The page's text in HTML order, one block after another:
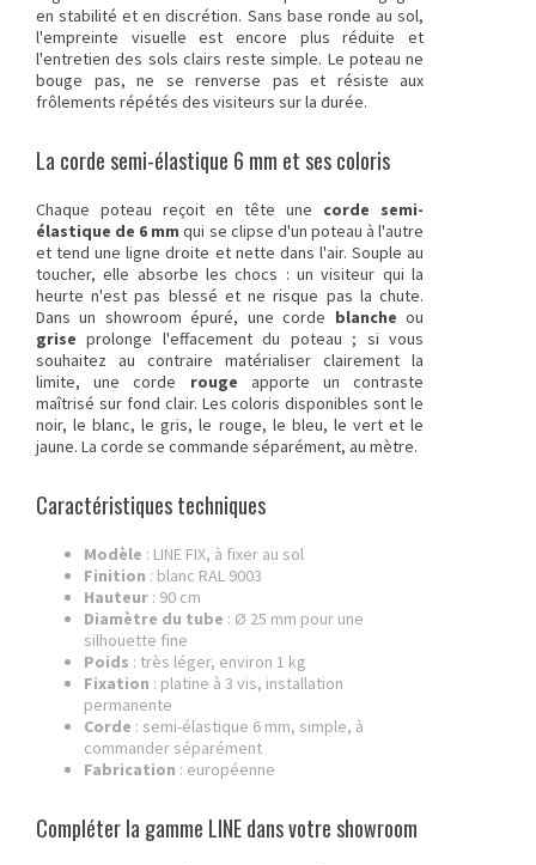
en stabilité et en discrétion. Sans base ronde au sol,
l'empreinte visuelle est encore plus réduite et
l'entretien des sols clairs reste simple. Le poteau ne
bouge pas, ne se renverse pas et résiste aux
frôlements répétés des visiteurs sur la durée.
La corde semi-élastique 6 mm et ses coloris
Chaque poteau reçoit en tête une corde semi-
élastique de 6 mm qui se clipse d'un poteau à l'autre
et tend une ligne droite et nette dans l'air. Souple au
toucher, elle absorbe les chocs : un visiteur qui la
heurte n'est pas blessé et ne risque pas la chute.
Dans un showroom épuré, une corde blanche ou
grise prolonge l'effacement du poteau ; si vous
souhaitez au contraire matérialiser clairement la
limite, une corde rouge apporte un contraste
maîtrisé sur fond clair. Les coloris disponibles sont le
noir, le blanc, le gris, le rouge, le bleu, le vert et le
jaune. La corde se commande séparément, au mètre.
Caractéristiques techniques
Modèle : LINE FIX, à fixer au sol
Finition : blanc RAL 9003
Hauteur : 90 cm
Diamètre du tube : Ø 25 mm pour une
silhouette fine
Poids : très léger, environ 1 kg
Fixation : platine à 3 vis, installation
permanente
Corde : semi-élastique 6 mm, simple, à
commander séparément
Fabrication : européenne
Compléter la gamme LINE dans votre showroom